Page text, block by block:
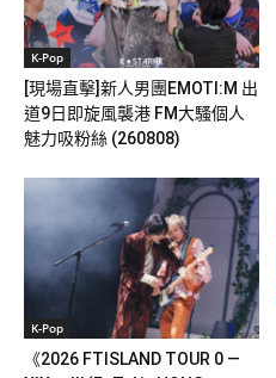
K-Pop
[現場直擊]新人男團EMOTI:M 出
道9日即旋風襲港 FM大騷個人
魅力吸粉絲 (260808)
K-Pop
《2026 FTISLAND TOUR 0 —